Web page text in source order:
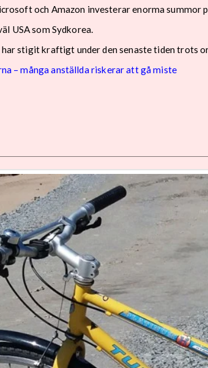
och Amazon investerar enorma summor
USA som Sydkorea.
har stigit kraftigt under den senaste tiden trots
– många anställda riskerar att gå miste